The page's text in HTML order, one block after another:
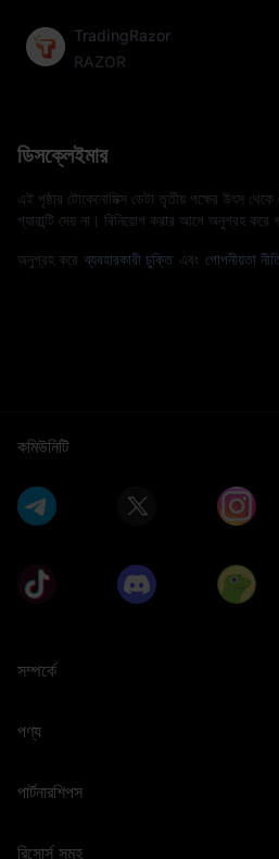
TradingRazor
RAZOR
ডিসক্লেইমার
এই পৃষ্ঠার টোকেনোমিক্স ডেটা তৃতীয় পক্ষের উৎস
গ্যারান্টি দেয় না। বিনিয়োগ করার আগে অনুগ্রহ করে
অনুগ্রহ করে ব্যবহারকারী চুক্তি এবং গোপনীয়তা
কমিউনিটি
সম্পর্কে
পণ্য
পার্টনারশিপস
রিসোর্স সমূহ